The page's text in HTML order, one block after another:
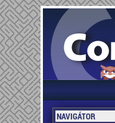
NAVIGÁTOR